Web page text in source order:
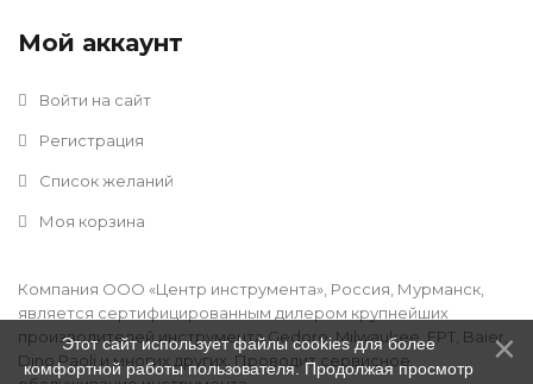
Мой аккаунт
Войти на сайт
Регистрация
Список желаний
Моя корзина
Компания ООО «Центр инструмента», Россия, Мурманск,
является сертифицированным дилером крупнейших
производителей инструмента Gedore, Milwaukee, FPT, Baier,
Dino Paoli и многих других. Проводит сервисное
Этот сайт использует файлы cookies для более
комфортной работы пользователя. Продолжая просмотр